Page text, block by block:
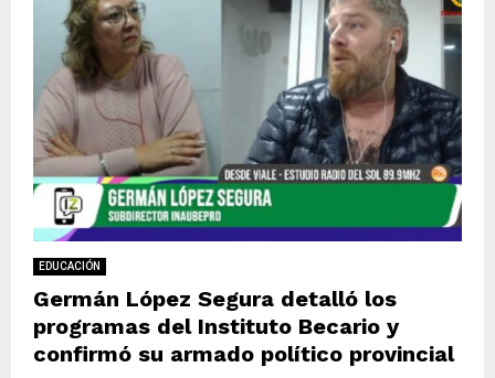
EDUCACIÓN
Germán López Segura detalló los
programas del Instituto Becario y
confirmó su armado político provincial